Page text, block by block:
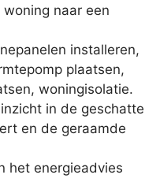
naar een
installeren,
plaatsen,
woningisolatie.
in de geschatte
en de geraamde
het energieadvies